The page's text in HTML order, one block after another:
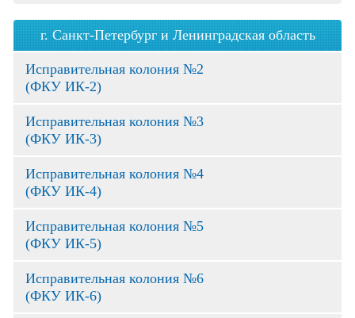
г. Санкт-Петербург и Ленинградская область
Исправительная колония №2
(ФКУ ИК-2)
Исправительная колония №3
(ФКУ ИК-3)
Исправительная колония №4
(ФКУ ИК-4)
Исправительная колония №5
(ФКУ ИК-5)
Исправительная колония №6
(ФКУ ИК-6)